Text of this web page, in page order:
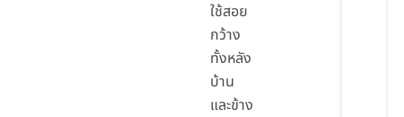
ใช้สอย
กว้าง
ทั้งหลัง
บ้าน
และข้าง